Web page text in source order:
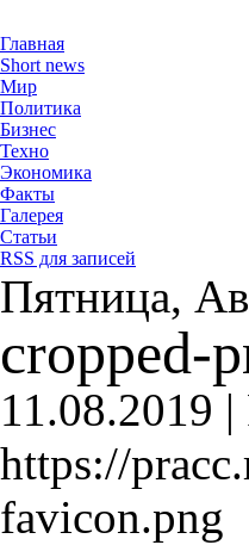
Главная
Short news
Мир
Политика
Бизнес
Техно
Экономика
Факты
Галерея
Статьи
RSS для записей
Пятница,
cropped-
11.08.2019 |
https://
favicon.png